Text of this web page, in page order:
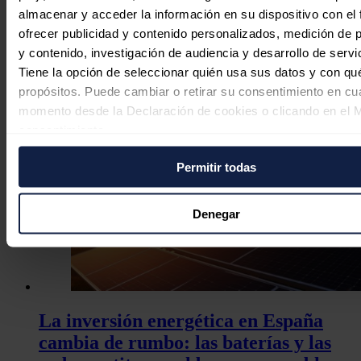
almacenar y acceder la información en su dispositivo con el
ofrecer publicidad y contenido personalizados, medición de
y contenido, investigación de audiencia y desarrollo de
Tiene la opción de seleccionar quién usa sus datos y con
propósitos. Puede cambiar o retirar su consentimiento en
momento desde la Declaración de cookies o clicando en el
Si lo permite, también quisiéramos:
Recopilar información sobre su ubicación geográfica
puede tener una precisión de varios metros
Identificar su dispositivo analizándolo activamente
características específicas (huellas digitales)
Obtenga más información sobre cómo se procesan sus
personales y establezca sus preferencias en lasección de
la Declaración de cookies.
Permitir todas
Denegar
inversores fotovoltaicos tras el veto de
la FCC a equipos extranjeros
José A. Roca07/08/2026
La inversión energética en España
cambia de rumbo: las baterías y las